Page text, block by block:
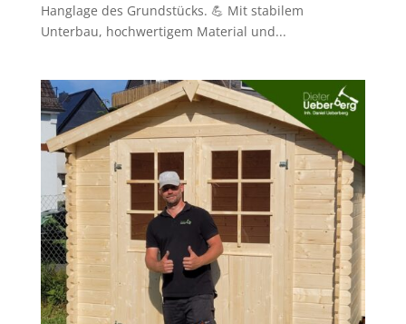
Hanglage des Grundstücks. 💪 Mit stabilem
Unterbau, hochwertigem Material und...